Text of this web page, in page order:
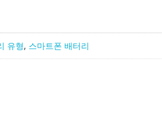
유형, 스마트폰 배터리